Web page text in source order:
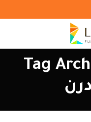
Tag